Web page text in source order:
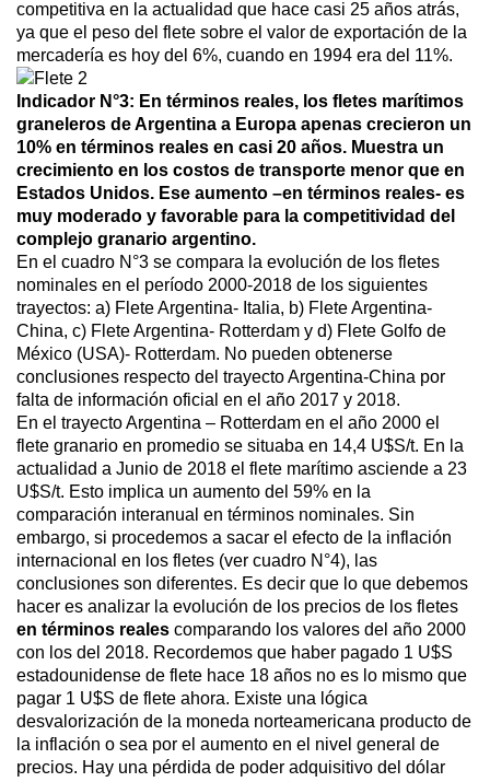
competitiva en la actualidad que hace casi 25 años atrás,
ya que el peso del flete sobre el valor de exportación de la
mercadería es hoy del 6%, cuando en 1994 era del 11%.
Indicador N°3: En términos reales, los fletes marítimos
graneleros de Argentina a Europa apenas crecieron un
10% en términos reales en casi 20 años. Muestra un
crecimiento en los costos de transporte menor que en
Estados Unidos. Ese aumento –en términos reales- es
muy moderado y favorable para la competitividad del
complejo granario argentino.
En el cuadro N°3 se compara la evolución de los fletes
nominales en el período 2000-2018 de los siguientes
trayectos: a) Flete Argentina- Italia, b) Flete Argentina-
China, c) Flete Argentina- Rotterdam y d) Flete Golfo de
México (USA)- Rotterdam. No pueden obtenerse
conclusiones respecto del trayecto Argentina-China por
falta de información oficial en el año 2017 y 2018.
En el trayecto Argentina – Rotterdam en el año 2000 el
flete granario en promedio se situaba en 14,4 U$S/t. En la
actualidad a Junio de 2018 el flete marítimo asciende a 23
U$S/t. Esto implica un aumento del 59% en la
comparación interanual en términos nominales. Sin
embargo, si procedemos a sacar el efecto de la inflación
internacional en los fletes (ver cuadro N°4), las
conclusiones son diferentes. Es decir que lo que debemos
hacer es analizar la evolución de los precios de los fletes
en términos reales comparando los valores del año 2000
con los del 2018. Recordemos que haber pagado 1 U$S
estadounidense de flete hace 18 años no es lo mismo que
pagar 1 U$S de flete ahora. Existe una lógica
desvalorización de la moneda norteamericana producto de
la inflación o sea por el aumento en el nivel general de
precios. Hay una pérdida de poder adquisitivo del dólar